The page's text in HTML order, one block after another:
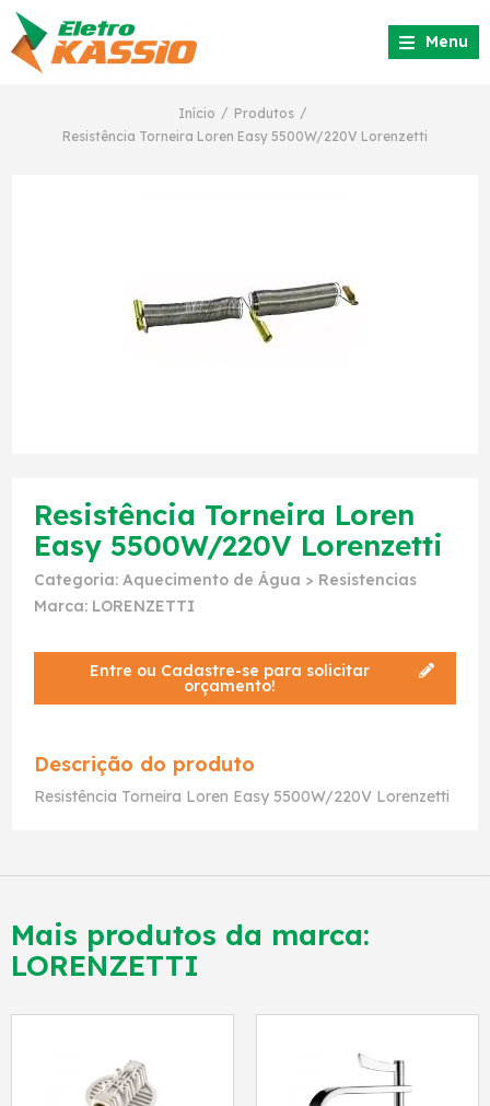
Menu
Início / Produtos /
Resistência Torneira Loren Easy 5500W/220V Lorenzetti
Resistência Torneira Loren
Easy 5500W/220V Lorenzetti
Categoria: Aquecimento de Água > Resistencias
Marca: LORENZETTI
Entre ou Cadastre-se para solicitar
orçamento!
Descrição do produto
Resistência Torneira Loren Easy 5500W/220V Lorenzetti
Mais produtos da marca:
LORENZETTI